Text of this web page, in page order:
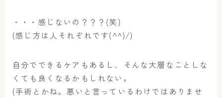
・・・感じないの？？？(笑)
(感じ方は人それぞれです(^^)/)
自分でできるケアもあるし、そんな大層なことしな
くても良くなるかもしれない。
(手術とかね。悪いと言っているわけではありませ